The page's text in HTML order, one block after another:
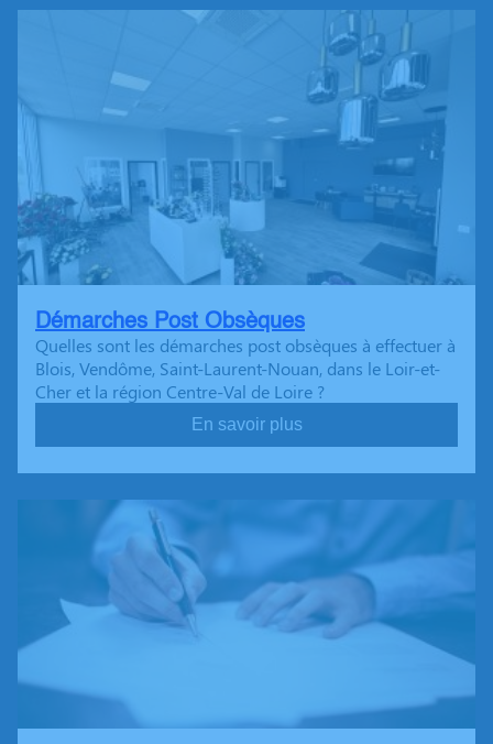
Démarches Post Obsèques
Quelles sont les démarches post obsèques à effectuer à
Blois, Vendôme, Saint-Laurent-Nouan, dans le Loir-et-
Cher et la région Centre-Val de Loire ?
En savoir plus